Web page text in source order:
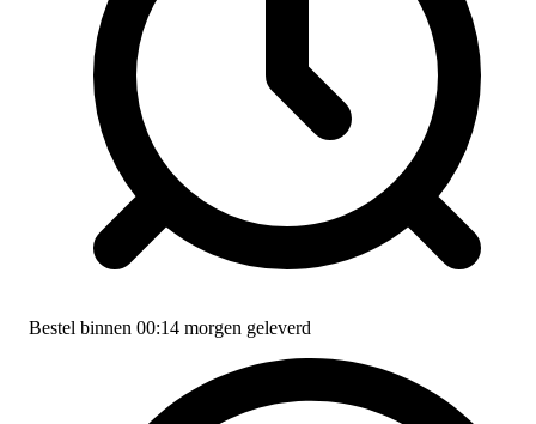
Bestel binnen 00:14 morgen geleverd